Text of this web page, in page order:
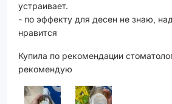
устраивает.
- по эффекту для десен не знаю,
нравится
Купила по рекомендации
рекомендую